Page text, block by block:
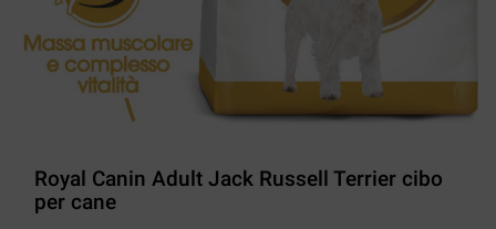
Royal Canin Adult Jack Russell Terrier cibo
per cane